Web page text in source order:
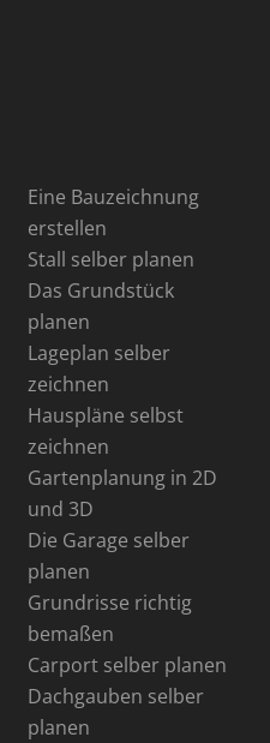
Eine Bauzeichnung
erstellen
Stall selber planen
Das Grundstück
planen
Lageplan selber
zeichnen
Hauspläne selbst
zeichnen
Gartenplanung in 2D
und 3D
Die Garage selber
planen
Grundrisse richtig
bemaßen
Carport selber planen
Dachgauben selber
planen